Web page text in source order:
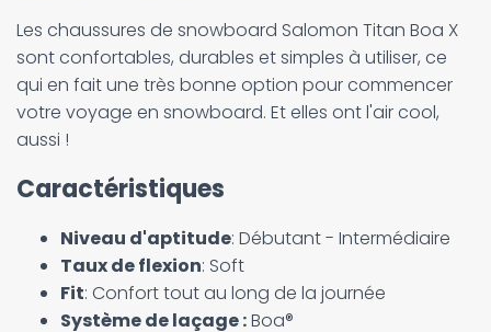
Les chaussures de snowboard Salomon Titan Boa X
sont confortables, durables et simples à utiliser, ce
qui en fait une très bonne option pour commencer
votre voyage en snowboard. Et elles ont l'air cool,
aussi !
Caractéristiques
Niveau d'aptitude: Débutant - Intermédiaire
Taux de flexion: Soft
Fit: Confort tout au long de la journée
Système de laçage :Boa®